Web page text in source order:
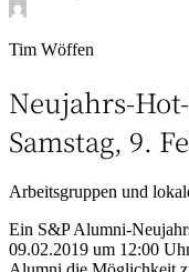
Tim Wöffen
Neujahrs-
Samstag, 9.
Arbeitsgruppen und
Ein S&P Alumni-
09.02.2019 um 12:00